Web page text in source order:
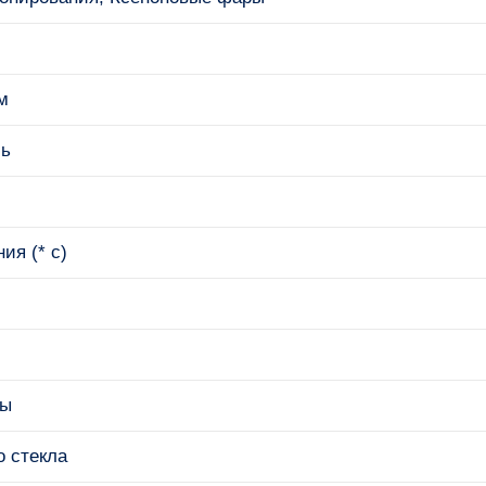
(* c)
стекла